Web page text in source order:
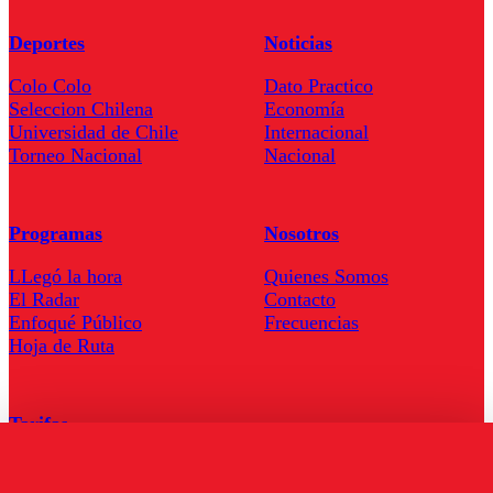
Deportes
Colo Colo
Seleccion Chilena
Universidad de Chile
Torneo Nacional
Noticias
Dato Practico
Economía
Internacional
Nacional
Programas
LLegó la hora
El Radar
Enfoqué Público
Hoja de Ruta
Nosotros
Quienes Somos
Contacto
Frecuencias
Tarifas